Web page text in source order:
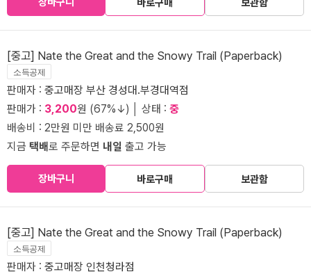
바로구매 보관함
[중고] Nate the Great and the Snowy Trail (Paperback)
소득공제
판매자 : 중고매장 부산 경성대.부경대역점
판매가 : 3,200원 (67%↓) │ 상태 : 중
배송비 : 2만원 미만 배송료 2,500원
지금 택배로 주문하면 내일 출고 가능
장바구니 바로구매 보관함
[중고] Nate the Great and the Snowy Trail (Paperback)
소득공제
판매자 : 중고매장 인천청라점